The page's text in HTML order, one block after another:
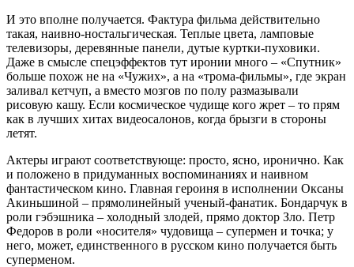
И это вполне получается. Фактура фильма действительно
такая, наивно-ностальгическая. Теплые цвета, ламповые
телевизоры, деревянные панели, дутые куртки-пуховики.
Даже в смысле спецэффектов тут иронии много – «Спутник»
больше похож не на «Чужих», а на «трома-фильмы», где экран
заливал кетчуп, а вместо мозгов по полу размазывали
рисовую кашу. Если космическое чудище кого жрет – то прям
как в лучших хитах видеосалонов, когда брызги в стороны
летят.
Актеры играют соответствующе: просто, ясно, иронично. Как
и положено в придуманных воспоминаниях и наивном
фантастическом кино. Главная героиня в исполнении Оксаны
Акиньшиной – прямолинейный ученый-фанатик. Бондарчук в
роли гэбэшника – холодный злодей, прямо доктор Зло. Петр
Федоров в роли «носителя» чудовища – супермен и точка; у
него, может, единственного в русском кино получается быть
суперменом.